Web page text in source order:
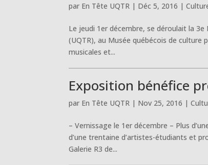
par En Tête UQTR | Déc 5, 2016 |
Le jeudi 1er décembre, se déroulait la
(UQTR), au Musée québécois de
musicales et...
Exposition bénéfice
par En Tête UQTR | Nov 25, 2016 |
– Vernissage le 1er décembre – Plus
d’une trentaine d’artistes-étudiants et
Galerie R3 de...